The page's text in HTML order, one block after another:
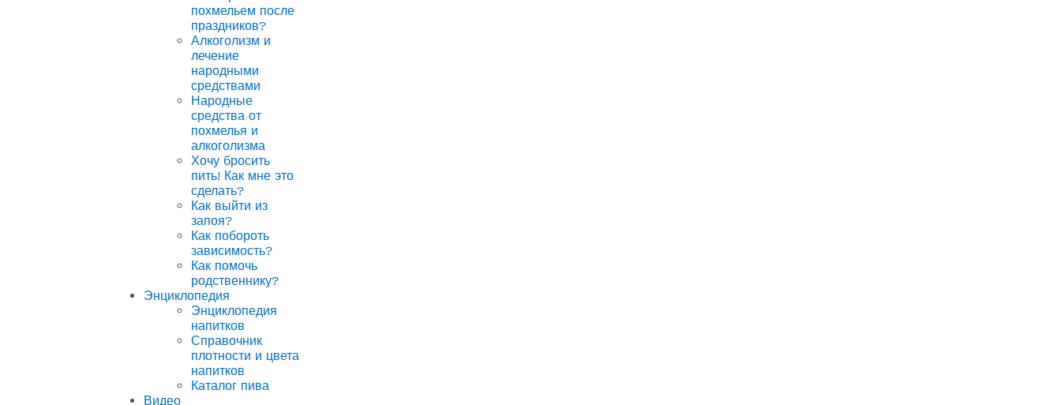
похмельем после
праздников?
Алкоголизм и
лечение
народными
средствами
Народные
средства от
похмелья и
алкоголизма
Хочу бросить
пить! Как мне это
сделать?
Как выйти из
запоя?
Как побороть
зависимость?
Как помочь
родственнику?
Энциклопедия
Энциклопедия
напитков
Справочник
плотности и цвета
напитков
Каталог пива
Видео